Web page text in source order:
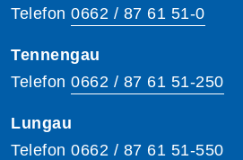
Telefon 0662 / 87 61 51-0
Tennengau
Telefon 0662 / 87 61 51-250
Lungau
Telefon 0662 / 87 61 51-550